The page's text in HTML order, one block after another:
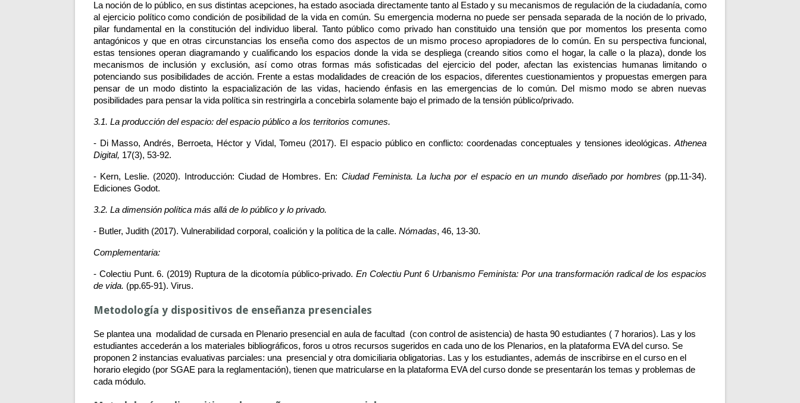
La noción de lo público, en sus distintas acepciones, ha estado asociada directamente tanto al Estado y su mecanismos de regulación de la ciudadanía, como
al ejercicio político como condición de posibilidad de la vida en común. Su emergencia moderna no puede ser pensada separada de la noción de lo privado,
pilar fundamental en la constitución del individuo liberal. Tanto público como privado han constituido una tensión que por momentos los presenta como
antagónicos y que en otras circunstancias los enseña como dos aspectos de un mismo proceso apropiadores de lo común. En su perspectiva funcional,
estas tensiones operan diagramando y cualificando los espacios donde la vida se despliega (creando sitios como el hogar, la calle o la plaza), donde los
mecanismos de inclusión y exclusión, así como otras formas más sofisticadas del ejercicio del poder, afectan las existencias humanas limitando o
potenciando sus posibilidades de acción. Frente a estas modalidades de creación de los espacios, diferentes cuestionamientos y propuestas emergen para
pensar de un modo distinto la espacialización de las vidas, haciendo énfasis en las emergencias de lo común. Del mismo modo se abren nuevas
posibilidades para pensar la vida política sin restringirla a concebirla solamente bajo el primado de la tensión público/privado.
3.1. La producción del espacio: del espacio público a los territorios comunes.
- Di Masso, Andrés, Berroeta, Héctor y Vidal, Tomeu (2017). El espacio público en conflicto: coordenadas conceptuales y tensiones ideológicas. Athenea
Digital, 17(3), 53-92.
- Kern, Leslie. (2020). Introducción: Ciudad de Hombres. En: Ciudad Feminista. La lucha por el espacio en un mundo diseñado por hombres (pp.11-34).
Ediciones Godot.
3.2. La dimensión política más allá de lo público y lo privado.
- Butler, Judith (2017). Vulnerabilidad corporal, coalición y la política de la calle. Nómadas, 46, 13-30.
Complementaria:
- Colectiu Punt. 6. (2019) Ruptura de la dicotomía público-privado. En Colectiu Punt 6 Urbanismo Feminista: Por una transformación radical de los espacios
de vida. (pp.65-91). Virus.
Metodología y dispositivos de enseñanza presenciales
Se plantea una  modalidad de cursada en Plenario presencial en aula de facultad  (con control de asistencia) de hasta 90 estudiantes ( 7 horarios). Las y los
estudiantes accederán a los materiales bibliográficos, foros u otros recursos sugeridos en cada uno de los Plenarios, en la plataforma EVA del curso. Se
proponen 2 instancias evaluativas parciales: una  presencial y otra domiciliaria obligatorias. Las y los estudiantes, además de inscribirse en el curso en el
horario elegido (por SGAE para la reglamentación), tienen que matricularse en la plataforma EVA del curso donde se presentarán los temas y problemas de
cada módulo.